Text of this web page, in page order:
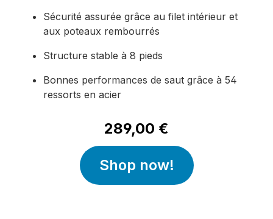
Sécurité assurée grâce au filet intérieur et
aux poteaux rembourrés
Structure stable à 8 pieds
Bonnes performances de saut grâce à 54
ressorts en acier
289,00 €
Shop now!